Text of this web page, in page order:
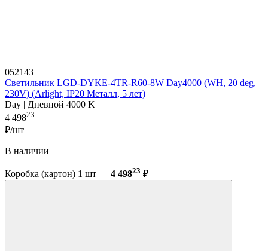
052143
Светильник LGD-DYKE-4TR-R60-8W Day4000 (WH, 20 deg,
230V) (Arlight, IP20 Металл, 5 лет)
Day | Дневной 4000 K
4 49823
₽/шт
В наличии
Коробка (картон) 1 шт — 4 49823 ₽